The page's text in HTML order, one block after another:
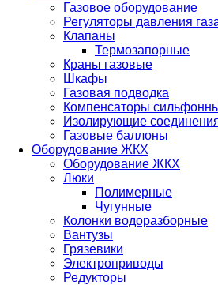
Газовое оборудование
Регуляторы давления
Клапаны
Термозапорные
Краны газовые
Шкафы
Газовая подводка
Компенсаторы
Изолирующие
Газовые баллоны
Оборудование ЖКХ
Оборудование ЖКХ
Люки
Полимерные
Чугунные
Колонки водоразборные
Вантузы
Грязевики
Электроприводы
Редукторы